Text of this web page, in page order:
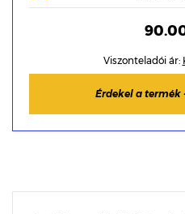
Viszonteladói ár:
Érdekel a